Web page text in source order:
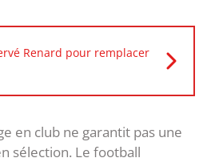
Renard pour remplacer
en club ne garantit pas une
sélection. Le football